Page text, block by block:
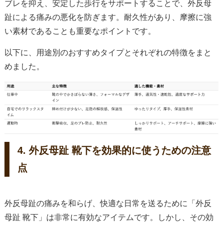
ブレを抑え、安定した歩行をサポートすることで、外反母
趾による痛みの悪化を防ぎます。耐久性があり、摩擦に強
い素材であることも重要なポイントです。
以下に、用途別のおすすめタイプとそれぞれの特徴をまと
めました。
4. 外反母趾 靴下を効果的に使うための注意
点
外反母趾の痛みを和らげ、快適な日常を送るために「外反
母趾 靴下」は非常に有効なアイテムです。しかし、その効